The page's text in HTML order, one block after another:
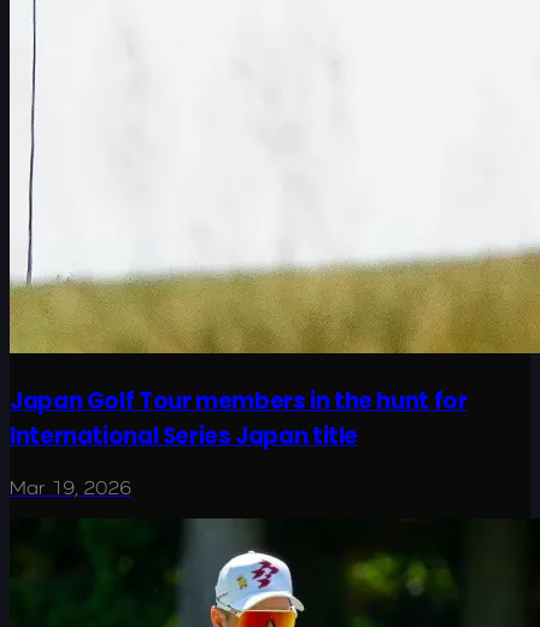
Japan Golf Tour members in the hunt for
International Series Japan title
Mar 19, 2026